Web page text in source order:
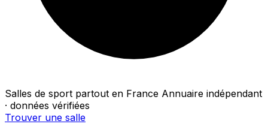
Salles de sport partout en France Annuaire indépendant
· données vérifiées
Trouver une salle